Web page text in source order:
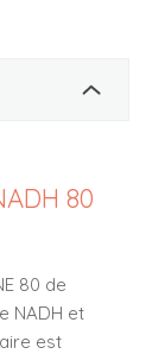
80
80 de
NADH et
est